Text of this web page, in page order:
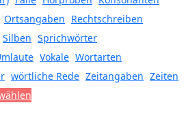
Ortsangaben Rechtschreiben
Silben Sprichwörter
Vokale Wortarten
wörtliche Rede Zeitangaben Zeiten